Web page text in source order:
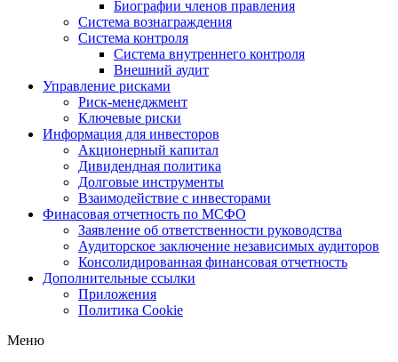
Биографии членов правления
Система вознаграждения
Система контроля
Система внутреннего контроля
Внешний аудит
Управление рисками
Риск-менеджмент
Ключевые риски
Информация для инвесторов
Акционерный капитал
Дивидендная политика
Долговые инструменты
Взаимодействие с инвеcторами
Финасовая отчетность по МСФО
Заявление об ответственности руководства
Аудиторское заключение независимых аудиторов
Консолидированная финансовая отчетность
Дополнительные ссылки
Приложения
Политика Cookie
Меню